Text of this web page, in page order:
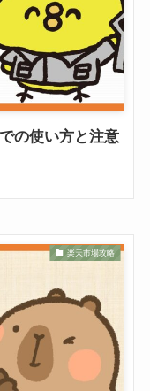
の使い方と注意
楽天市場攻略